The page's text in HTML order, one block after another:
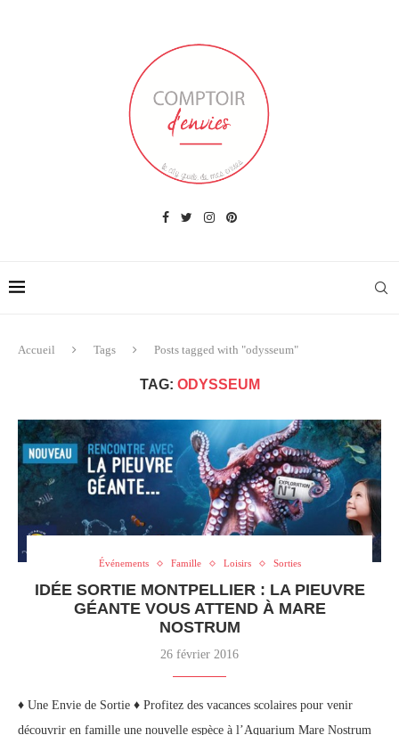
Accueil Tags Posts tagged with "odysseum"
TAG: ODYSSEUM
Événements Famille Loisirs Sorties
IDÉE SORTIE MONTPELLIER : LA PIEUVRE
GÉANTE VOUS ATTEND À MARE
NOSTRUM
26 février 2016
♦ Une Envie de Sortie ♦ Profitez des vacances scolaires pour venir
découvrir en famille une nouvelle espèce à l’Aquarium Mare Nostrum